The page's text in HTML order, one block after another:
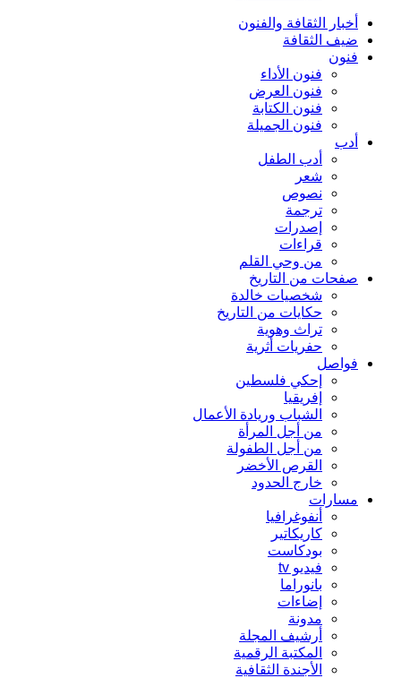
أخبار الثقافة والفنون
ضيف الثقافة
فنون
فنون الأداء
فنون العرض
فنون الكتابة
فنون الجميلة
أدب
أدب الطفل
شعر
نصوص
ترجمة
إصدرات
قراءات
من وحي القلم
صفحات من التاريخ
شخصيات خالدة
حكايات من التاريخ
تراث وهوية
حفريات أثرية
فواصل
إحكي فلسطين
إفريقيا
الشباب وريادة الأعمال
من أجل المرأة
من أجل الطفولة
القرص الأخضر
خارج الحدود
مسارات
أنفوغرافيا
كاريكاتير
بودكاست
فيديو tv
بانوراما
إضاءات
مدونة
أرشيف المجلة
المكتبة الرقمية
الأجندة الثقافية